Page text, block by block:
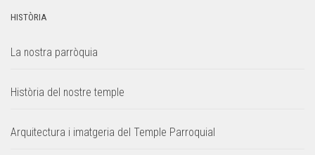
HISTÒRIA
La nostra parròquia
Història del nostre temple
Arquitectura i imatgeria del Temple Parroquial